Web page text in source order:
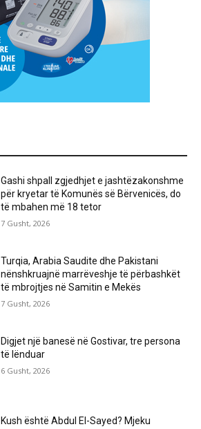
Gashi shpall zgjedhjet e jashtëzakonshme
për kryetar të Komunës së Bërvenicës, do
të mbahen më 18 tetor
7 Gusht, 2026
Turqia, Arabia Saudite dhe Pakistani
nënshkruajnë marrëveshje të përbashkët
të mbrojtjes në Samitin e Mekës
7 Gusht, 2026
Digjet një banesë në Gostivar, tre persona
të lënduar
6 Gusht, 2026
Kush është Abdul El-Sayed? Mjeku